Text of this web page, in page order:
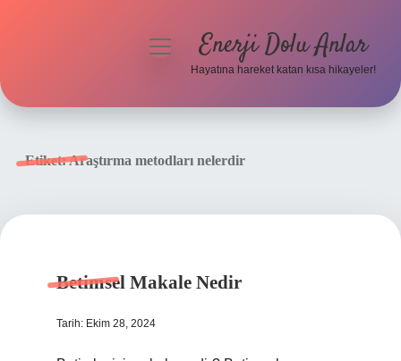
menüyüEnerji Dolu Anlar
Hayatına hareket katan kısa hikayeler!
Etiket:Araştırma metodları nelerdir
Betimsel Makale Nedir
Tarih: Ekim 28, 2024